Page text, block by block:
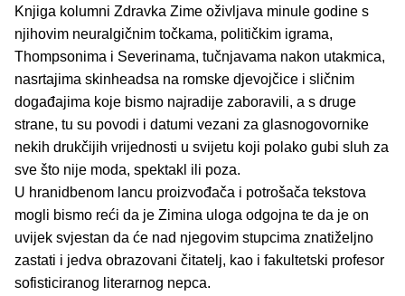
Knjiga kolumni Zdravka Zime oživljava minule godine s
njihovim neuralgičnim točkama, političkim igrama,
Thompsonima i Severinama, tučnjavama nakon utakmica,
nasrtajima skinheadsa na romske djevojčice i sličnim
događajima koje bismo najradije zaboravili, a s druge
strane, tu su povodi i datumi vezani za glasnogovornike
nekih drukčijih vrijednosti u svijetu koji polako gubi sluh za
sve što nije moda, spektakl ili poza.
U hranidbenom lancu proizvođača i potrošača tekstova
mogli bismo reći da je Zimina uloga odgojna te da je on
uvijek svjestan da će nad njegovim stupcima znatiželjno
zastati i jedva obrazovani čitatelj, kao i fakultetski profesor
sofisticiranog literarnog nepca.